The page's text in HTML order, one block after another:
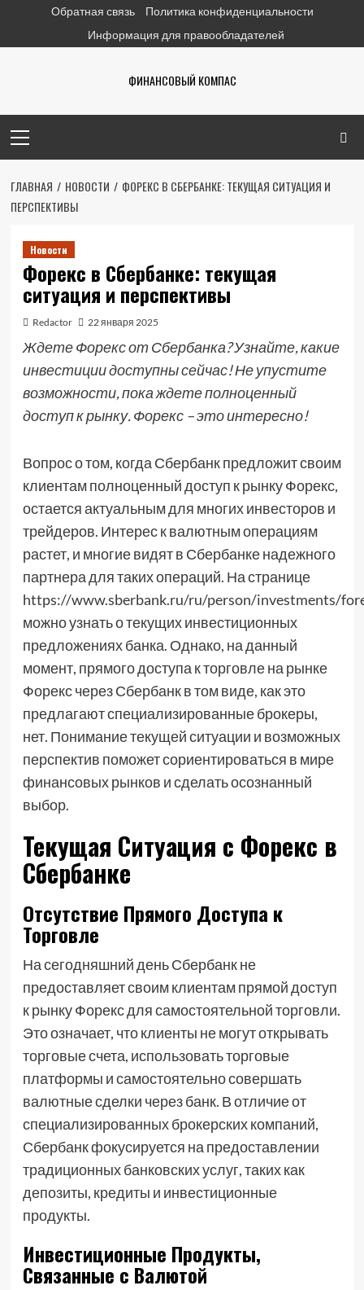
содержимому
Обратная связь
Политика конфиденциальности
Информация для правообладателей
ФИНАНСОВЫЙ КОМПАС
меню
ГЛАВНАЯ НОВОСТИ
ФОРЕКС В СБЕРБАНКЕ: ТЕКУЩАЯ СИТУАЦИЯ И
ПЕРСПЕКТИВЫ
Новости
Форекс в Сбербанке: текущая
ситуация и перспективы
Redactor 22 января 2025
Ждете Форекс от Сбербанка? Узнайте, какие
инвестиции доступны сейчас! Не упустите
возможности, пока ждете полноценный
доступ к рынку. Форекс – это интересно!
Вопрос о том, когда Сбербанк предложит своим
клиентам полноценный доступ к рынку Форекс,
остается актуальным для многих инвесторов и
трейдеров. Интерес к валютным операциям
растет, и многие видят в Сбербанке надежного
партнера для таких операций. На странице
https://www.sberbank.ru/ru/person/investments/
можно узнать о текущих инвестиционных
предложениях банка. Однако, на данный
момент, прямого доступа к торговле на рынке
Форекс через Сбербанк в том виде, как это
предлагают специализированные брокеры,
нет. Понимание текущей ситуации и возможных
перспектив поможет сориентироваться в мире
финансовых рынков и сделать осознанный
выбор.
Текущая Ситуация с Форекс в
Сбербанке
Отсутствие Прямого Доступа к
Торговле
На сегодняшний день Сбербанк не
предоставляет своим клиентам прямой доступ
к рынку Форекс для самостоятельной торговли.
Это означает, что клиенты не могут открывать
торговые счета, использовать торговые
платформы и самостоятельно совершать
валютные сделки через банк. В отличие от
специализированных брокерских компаний,
Сбербанк фокусируется на предоставлении
традиционных банковских услуг, таких как
депозиты, кредиты и инвестиционные
продукты.
Инвестиционные Продукты,
Связанные с Валютой